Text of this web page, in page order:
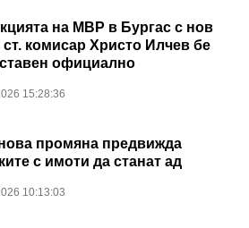
на МВР в Бургас с нов
комисар Христо Илчев бе
официално
15:28:36
промяна предвижда
с имоти да станат ад
10:13:03